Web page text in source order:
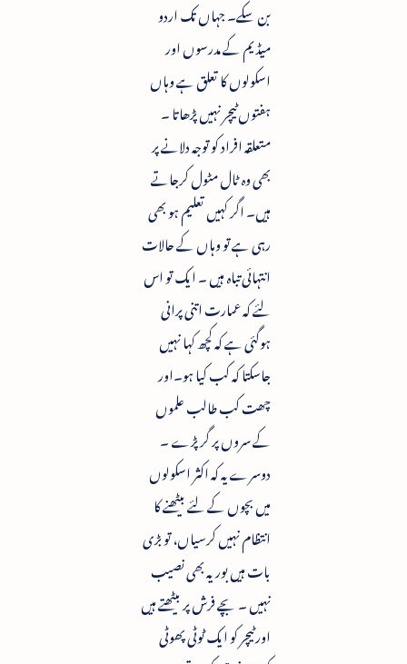
بن سکے۔ جہاں تک اردو
میڈیم کے مدرسوں اور
اسکولوں کا تعلق ہے وہاں
ہفتوں ٹیچر نہیں پڑھاتا ۔
متعلقہ افراد کو توجہ دلانے پر
بھی وہ ٹال مٹول کرجاتے
ہیں۔ اگر کہیں تعلیم ہو بھی
رہی ہے تو وہاں کے حالات
انتہائی تباہ ہیں ۔ ایک تو اس
لئے کہ عمارت اتنی پرانی
ہوگئی ہے کہ کچھ کہا نہیں
جاسکتا کہ کب کیا ہو۔اور
چھت کب طالب علموں
کے سروں پر گر پڑے ۔
دوسرے یہ کہ اکثر اسکولوں
میں بچوں کے لئے بیٹھنے کا
انتظام نہیں کرسیاں، تو بڑی
بات ہیں بوریہ بھی نصیب
نہیں ۔ بچے فرش پر بیٹھتے ہیں
اور ٹیچر کو ایک ٹوٹی پھوٹی